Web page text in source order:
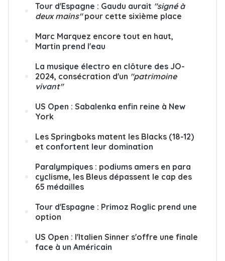
Tour d'Espagne : Gaudu aurait "signé à
deux mains"pour cette sixième place
Marc Marquez encore tout en haut,
Martin prend l'eau
La musique électro en clôture des JO-
2024, consécration d'un "patrimoine
vivant"
US Open : Sabalenka enfin reine à New
York
Les Springboks matent les Blacks (18-12)
et confortent leur domination
Paralympiques : podiums amers en para
cyclisme, les Bleus dépassent le cap des
65 médailles
Tour d'Espagne : Primoz Roglic prend une
option
US Open : l'Italien Sinner s'offre une finale
face à un Américain